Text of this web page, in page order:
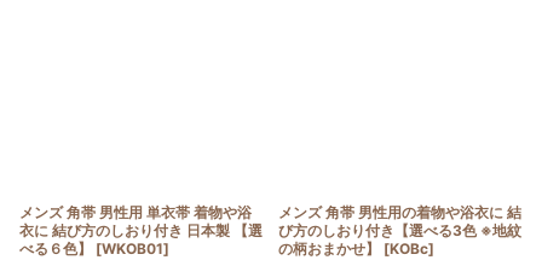
メンズ 角帯 男性用 単衣帯 着物や浴
衣に 結び方のしおり付き 日本製 【選
べる６色】
[WKOB01]
メンズ 角帯 男性用の着物や浴衣に 結
び方のしおり付き【選べる3色 ※地紋
の柄おまかせ】
[KOBc]